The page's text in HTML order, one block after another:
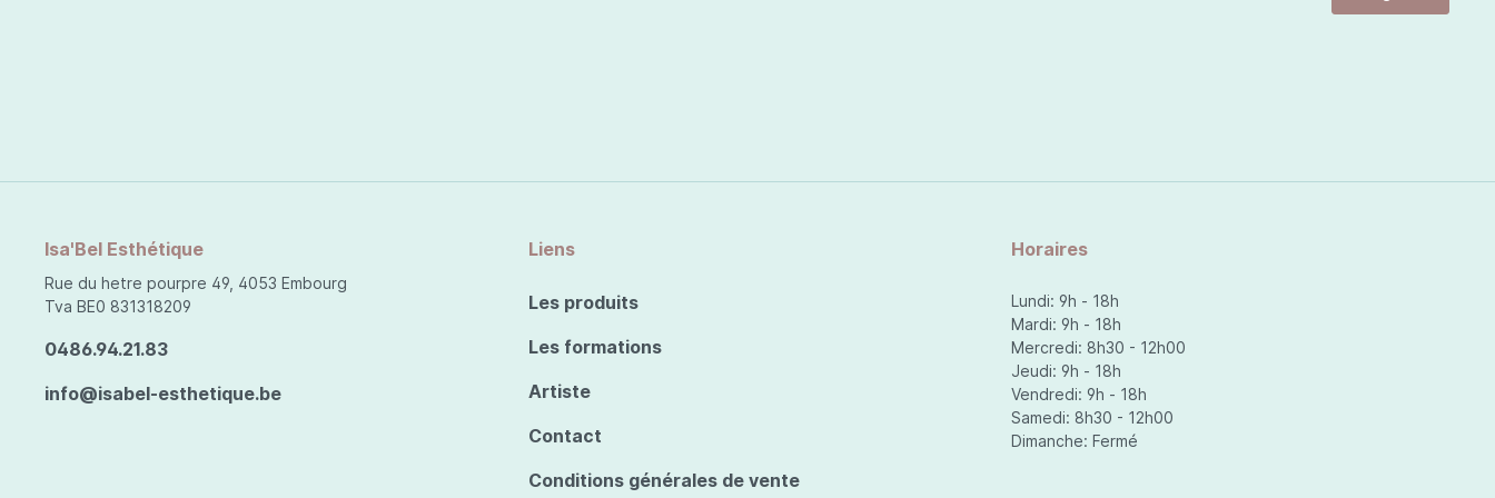
Isa'Bel Esthétique
Rue du hetre pourpre 49, 4053 Embourg
Tva BE0 831318209
0486.94.21.83
info@isabel-esthetique.be
Liens
Les produits
Les formations
Artiste
Contact
Conditions générales de vente
Horaires
Lundi: 9h - 18h
Mardi: 9h - 18h
Mercredi: 8h30 - 12h00
Jeudi: 9h - 18h
Vendredi: 9h - 18h
Samedi: 8h30 - 12h00
Dimanche: Fermé